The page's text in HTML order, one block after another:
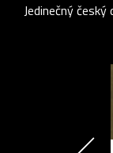
Jedinečný